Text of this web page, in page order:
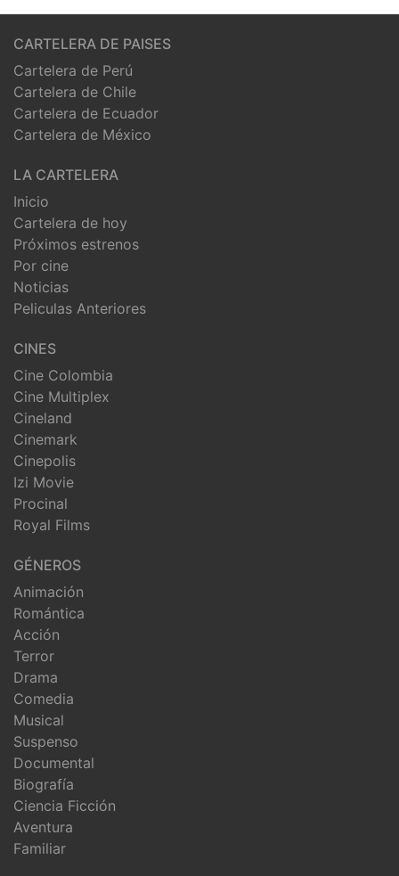
CARTELERA DE PAISES
Cartelera de Perú
Cartelera de Chile
Cartelera de Ecuador
Cartelera de México
LA CARTELERA
Inicio
Cartelera de hoy
Próximos estrenos
Por cine
Noticias
Peliculas Anteriores
CINES
Cine Colombia
Cine Multiplex
Cineland
Cinemark
Cinepolis
Izi Movie
Procinal
Royal Films
GÉNEROS
Animación
Romántica
Acción
Terror
Drama
Comedia
Musical
Suspenso
Documental
Biografía
Ciencia Ficción
Aventura
Familiar